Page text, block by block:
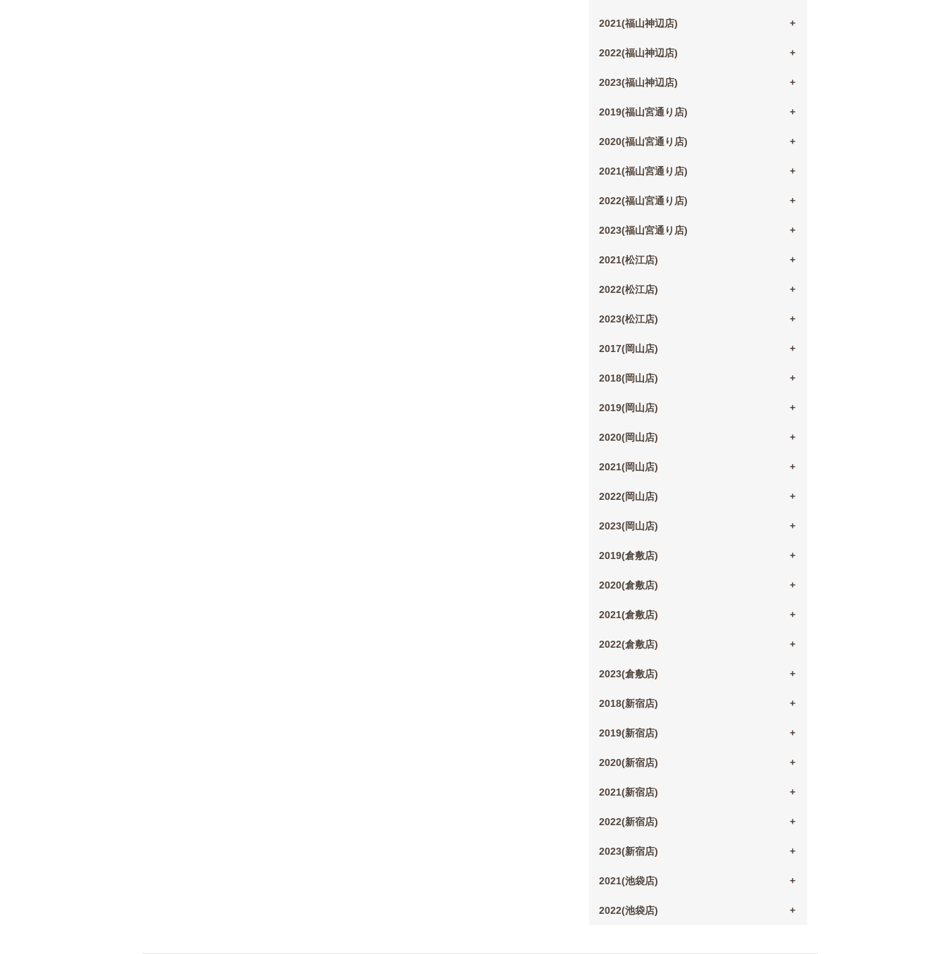
2021(福山神辺店)
2022(福山神辺店)
2023(福山神辺店)
2019(福山宮通り店)
2020(福山宮通り店)
2021(福山宮通り店)
2022(福山宮通り店)
2023(福山宮通り店)
2021(松江店)
2022(松江店)
2023(松江店)
2017(岡山店)
2018(岡山店)
2019(岡山店)
2020(岡山店)
2021(岡山店)
2022(岡山店)
2023(岡山店)
2019(倉敷店)
2020(倉敷店)
2021(倉敷店)
2022(倉敷店)
2023(倉敷店)
2018(新宿店)
2019(新宿店)
2020(新宿店)
2021(新宿店)
2022(新宿店)
2023(新宿店)
2021(池袋店)
2022(池袋店)